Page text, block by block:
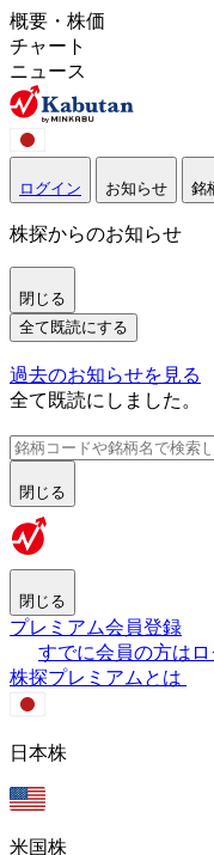
概要・株価
チャート
ニュース
ログイン お知らせ 銘
株探からのお知らせ
閉じる
全て既読にする
過去のお知らせを見る
全て既読にしました。
閉じる
閉じる
プレミアム会員登録
すでに会員の方はロ
株探プレミアムとは
日本株
米国株